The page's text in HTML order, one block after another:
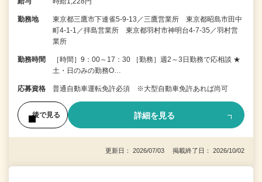
勤務地
東京都三鷹市下連雀5-9-13／三鷹営業所 東京都昭島市田中
町4-1-1／拝島営業所 東京都羽村市神明台4-7-35／羽村営
業所
勤務時間
［時間］9：00～17：30 ［勤務］週2～3日勤務で応相談 ★
土・日のみの勤務O…
応募資格 普通自動車運転免許必須 ※大型自動車免許あれば尚可
後で見る 詳細を見る
更新日： 2026/07/03 掲載終了日： 2026/10/02